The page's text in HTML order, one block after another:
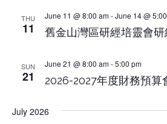
THU
11 舊金山灣區研經培靈會
June 11 @ 8:00 am-June 14 @
SUN
21 2026-2027年度財務預算
June 21 @ 8:00 am-5:00 pm
July 2026